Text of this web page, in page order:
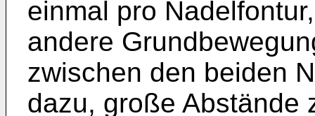
einmal pro
andere
zwischen den beiden
dazu, große Abstände